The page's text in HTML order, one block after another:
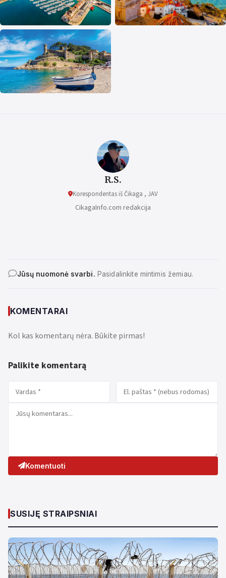
R.S.
Korespondentas iš Čikaga , JAV
CikagaInfo.com redakcija
Jūsų nuomonė svarbi. Pasidalinkite mintimis žemiau.
KOMENTARAI
Kol kas komentarų nėra. Būkite pirmas!
Palikite komentarą
Komentuoti
SUSIJĘ STRAIPSNIAI